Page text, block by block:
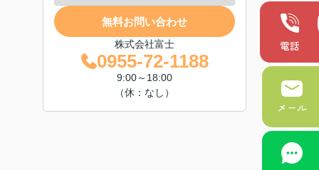
電話
メール
無料お問い合わせ
株式会社富士
0955-72-1188
9:00～18:00
（休：なし）